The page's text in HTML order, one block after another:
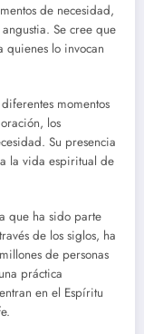
de necesidad,
Se cree que
quienes lo invocan
momentos
los
Su presencia
la vida espiritual de
que ha sido parte
de los siglos, ha
de personas
práctica
en el Espíritu